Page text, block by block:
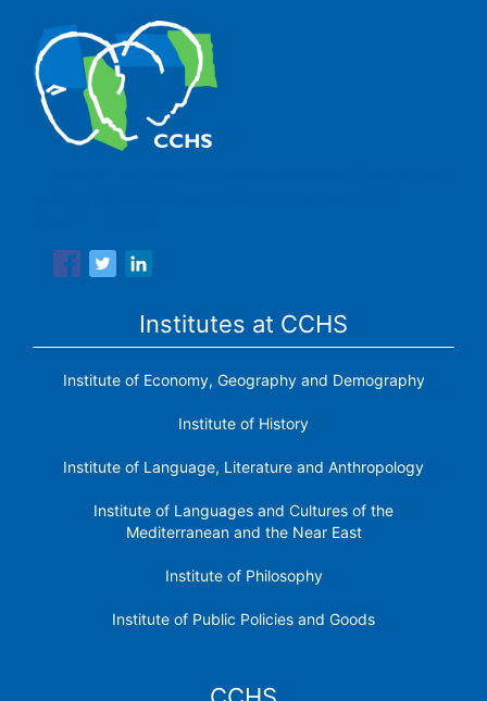
Institutes at CCHS
Institute of Economy, Geography and Demography
Institute of History
Institute of Language, Literature and Anthropology
Institute of Languages ​​and Cultures of the
Mediterranean and the Near East
Institute of Philosophy
Institute of Public Policies and Goods